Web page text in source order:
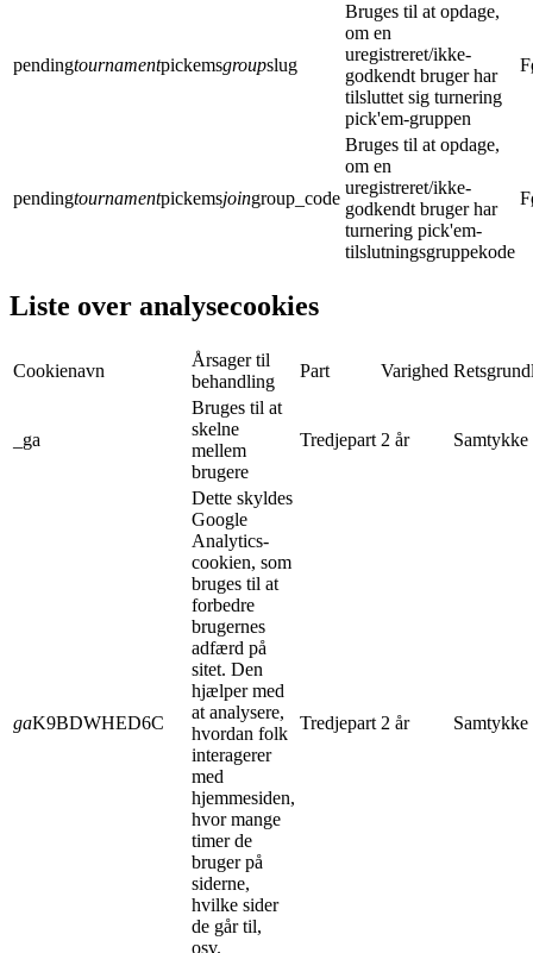
pendingtournamentpickemsgroupslug
Bruges til at opdage,
om en
uregistreret/ikke-
godkendt bruger har
tilsluttet sig turnering
pick'em-gruppen
pendingtournamentpickemsjoingroup_code
Bruges til at opdage,
om en
uregistreret/ikke-
godkendt bruger har
turnering pick'em-
tilslutningsgruppekode
Liste over analysecookies
Cookienavn
Årsager til
behandling
Part Varighed
_ga
Bruges til at
skelne
mellem
brugere
Tredjepart 2 år Samtykke
gaK9BDWHED6C
Dette skyldes
Google
Analytics-
cookien, som
bruges til at
forbedre
brugernes
adfærd på
sitet. Den
hjælper med
at analysere,
hvordan folk
interagerer
med
hjemmesiden,
hvor mange
timer de
bruger på
siderne,
hvilke sider
de går til,
osv.
Tredjepart 2 år Samtykke